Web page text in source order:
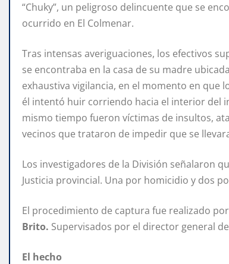
“Chuky”, un peligroso delincuente que se
ocurrido en El Colmenar.
Tras intensas averiguaciones, los efectivos
se encontraba en la casa de su madre
exhaustiva vigilancia, en el momento en que
él intentó huir corriendo hacia el interior del
mismo tiempo fueron víctimas de insultos,
vecinos que trataron de impedir que se
Los investigadores de la División señalaron
Justicia provincial. Una por homicidio y dos
El procedimiento de captura fue realizado
Brito. Supervisados por el director general
El hecho